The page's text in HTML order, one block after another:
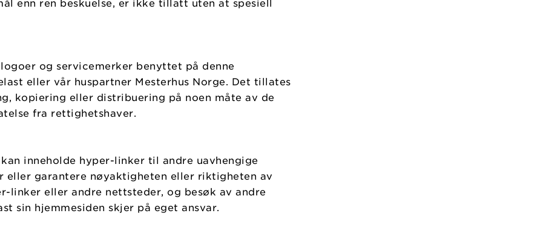
enn ren beskuelse, er ikke tillatt uten at spesiell
og servicemerker benyttet på denne
eller vår huspartner Mesterhus Norge. Det tillates
kopiering eller distribuering på noen måte av de
fra rettighetshaver.
inneholde hyper-linker til andre uavhengige
eller garantere nøyaktigheten eller riktigheten av
linker eller andre nettsteder, og besøk av andre
sin hjemmesiden skjer på eget ansvar.